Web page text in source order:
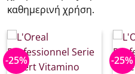
καθημερινή χρήση.
-25% -25%